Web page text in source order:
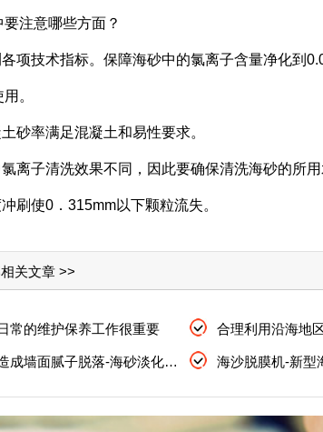
注意哪些方面？
项技术指标。保障海砂中的氯离子含量净化到
。
砂率满足混凝土和易性要求。
离子清洗效果不同，因此要确保清洗海砂的所用
刷使0．315mm以下颗粒流失。
关文章 >>
常的维护保养工作很重要
未经处理的海砂直接使用会造成墙面腻子脱落-海砂淡化处理 海沙脱膜机-新型